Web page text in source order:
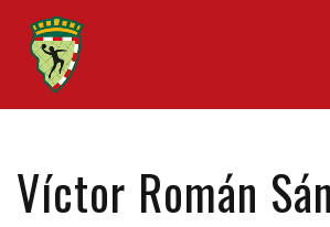
Víctor Román